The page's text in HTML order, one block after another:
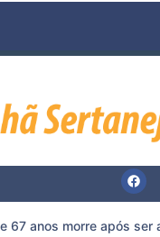
anos morre após ser